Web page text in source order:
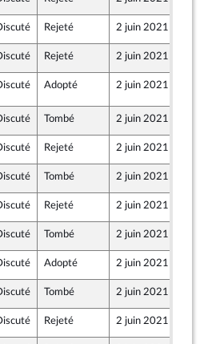
(MoDem) et Démocrates apparentés
Rejeté 2 juin 2021
Rejeté 2 juin 2021
(MoDem) et Démocrates apparentés
Adopté 2 juin 2021
(MoDem) et Démocrates apparentés
Tombé 2 juin 2021
(MoDem) et Démocrates apparentés
Rejeté 2 juin 2021
Tombé 2 juin 2021
Rejeté 2 juin 2021
Tombé 2 juin 2021
Adopté 2 juin 2021
Valente Tombé 2 juin 2021
Rejeté 2 juin 2021